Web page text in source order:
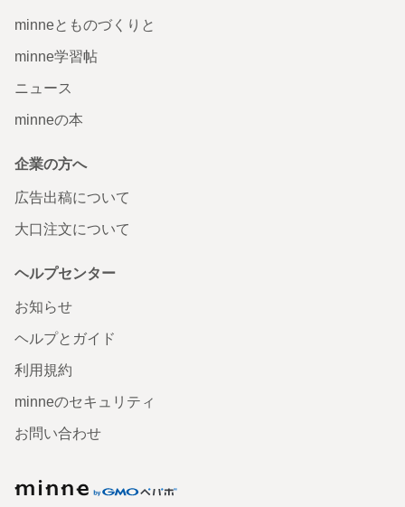
minneとものづくりと
minne学習帖
ニュース
minneの本
企業の方へ
広告出稿について
大口注文について
ヘルプセンター
お知らせ
ヘルプとガイド
利用規約
minneのセキュリティ
お問い合わせ